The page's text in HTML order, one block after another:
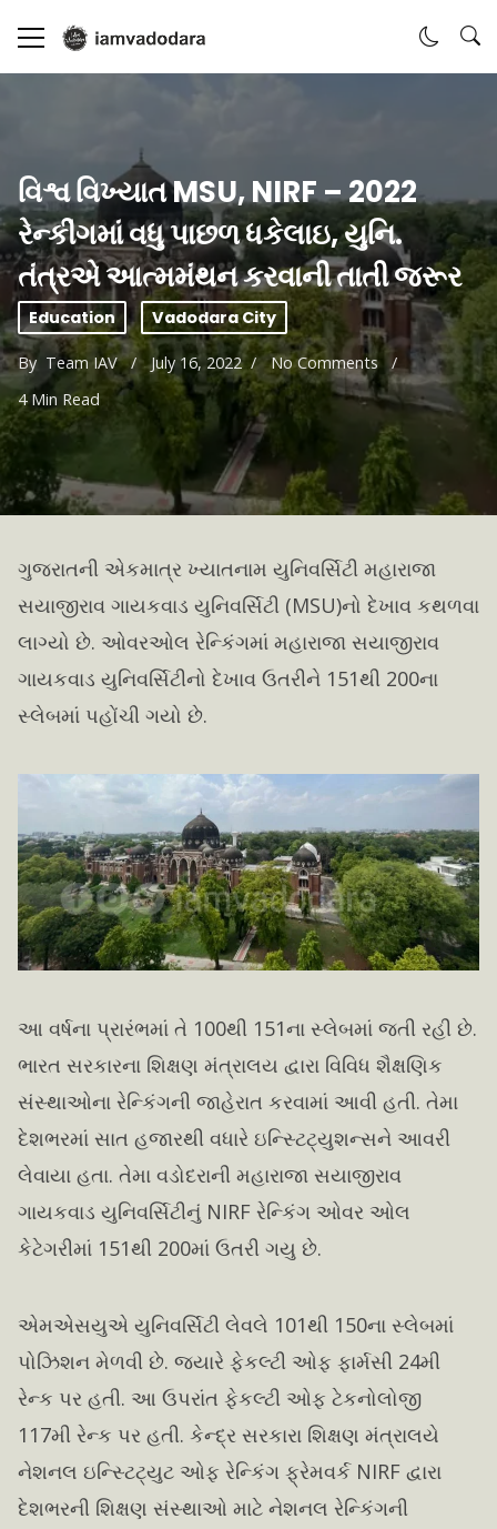
વિશ્વ વિખ્યાત MSU, NIRF – 2022
રેન્કીંગમાં વધુ પાછળ ધકેલાઇ, યુનિ.
તંત્રએ આત્મમંથન કરવાની તાતી જરૂર
Education Vadodara City
By Team IAV July 16, 2022
No Comments
4 Min Read
ગુજરાતની એકમાત્ર ખ્યાતનામ યુનિવર્સિટી મહારાજા
સયાજીરાવ ગાયકવાડ યુનિવર્સિટી (MSU)નો દેખાવ કથળવા
લાગ્યો છે. ઓવરઓલ રેન્કિંગમાં મહારાજા સયાજીરાવ
ગાયકવાડ યુનિવર્સિટીનો દેખાવ ઉતરીને 151થી 200ના
સ્લેબમાં પહોંચી ગયો છે.
આ વર્ષના પ્રારંભમાં તે 100થી 151ના સ્લેબમાં જતી રહી છે.
ભારત સરકારના શિક્ષણ મંત્રાલય દ્વારા વિવિધ શૈક્ષણિક
સંસ્થાઓના રેન્કિંગની જાહેરાત કરવામાં આવી હતી. તેમા
દેશભરમાં સાત હજારથી વધારે ઇન્સ્ટિટ્યુશન્સને આવરી
લેવાયા હતા. તેમા વડોદરાની મહારાજા સયાજીરાવ
ગાયકવાડ યુનિવર્સિટીનું NIRF રેન્કિંગ ઓવર ઓલ
કેટેગરીમાં 151થી 200માં ઉતરી ગયુ છે.
એમએસયુએ યુનિવર્સિટી લેવલે 101થી 150ના સ્લેબમાં
પોઝિશન મેળવી છે. જ્યારે ફેકલ્ટી ઓફ ફાર્મસી 24મી
રેન્ક પર હતી. આ ઉપરાંત ફેકલ્ટી ઓફ ટેકનોલોજી
117મી રેન્ક પર હતી. કેન્દ્ર સરકારા શિક્ષણ મંત્રાલયે
નેશનલ ઇન્સ્ટિટ્યુટ ઓફ રેન્કિંગ ફ્રેમવર્ક NIRF દ્વારા
દેશભરની શિક્ષણ સંસ્થાઓ માટે નેશનલ રેન્કિંગની